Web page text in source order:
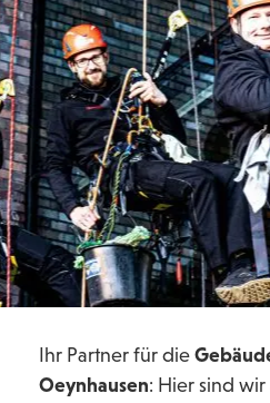
Ihr Partner für die
Oeynhausen: Hier sind